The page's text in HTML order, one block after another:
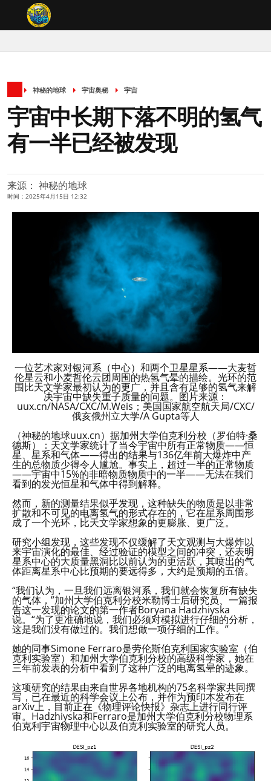
神秘的地球 宇宙奥秘 宇宙
宇宙中长期下落不明的氢气
有一半已经被发现
来源： 神秘的地球
时间：2025年4月15日 12:32
一位艺术家对银河系（中心）和两个卫星星系——大麦哲
伦星云和小麦哲伦云团周围的热氢气晕的描绘。光环的范
围比天文学家最初认为的更广，并且含有足够的氢气来解
决宇宙中缺失重子质量的问题。图片来源：
uux.cn/NASA/CXC/M.Weis；美国国家航空航天局/CXC/
俄亥俄州立大学/A Gupta等人
（神秘的地球uux.cn）据加州大学伯克利分校（罗伯特·桑
德斯）：天文学家统计了当今宇宙中所有正常物质——恒
星、星系和气体——得出的结果与136亿年前大爆炸中产
生的总物质少得令人尴尬。事实上，超过一半的正常物质
——宇宙中15%的非暗物质物质中的一半——无法在我们
看到的发光恒星和气体中得到解释。
然而，新的测量结果似乎发现，这种缺失的物质是以非常
扩散和不可见的电离氢气的形式存在的，它在星系周围形
成了一个光环，比天文学家想象的更膨胀、更广泛。
研究小组发现，这些发现不仅缓解了天文观测与大爆炸以
来宇宙演化的最佳、经过验证的模型之间的冲突，还表明
星系中心的大质量黑洞比以前认为的更活跃，其喷出的气
体距离星系中心比预期的要远得多，大约是预期的五倍。
“我们认为，一旦我们远离银河系，我们就会恢复所有缺失
的气体，”加州大学伯克利分校米勒博士后研究员、一篇报
告这一发现的论文的第一作者Boryana Hadzhiyska
说。“为了更准确地说，我们必须对模拟进行仔细的分析，
这是我们没有做过的。我们想做一项仔细的工作。”
她的同事Simone Ferraro是劳伦斯伯克利国家实验室（伯
克利实验室）和加州大学伯克利分校的高级科学家，她在
三年前发表的分析中看到了这种广泛的电离氢晕的迹象。
这项研究的结果由来自世界各地机构的75名科学家共同撰
写，已在最近的科学会议上公布，并作为预印本发布在
arXiv上，目前正在《物理评论快报》杂志上进行同行评
审。Hadzhiyska和Ferraro是加州大学伯克利分校物理系
伯克利宇宙物理中心以及伯克利实验室的研究人员。